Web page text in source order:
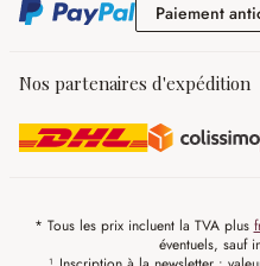
Paiement
Nos partenaires d'expédition
* Tous les prix incluent la TVA plus
éventuels, sauf